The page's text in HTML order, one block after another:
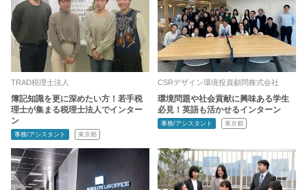
TRAD税理士法人
簿記知識を更に深めたい方！若手税
理士が集まる税理士法人でインター
ン
事務/アシスタント 東京都
CSRデザイン環境投資顧問株式会社
環境問題や社会貢献に興味ある学生
必見！英語も活かせるインターン
事務/アシスタント 東京都